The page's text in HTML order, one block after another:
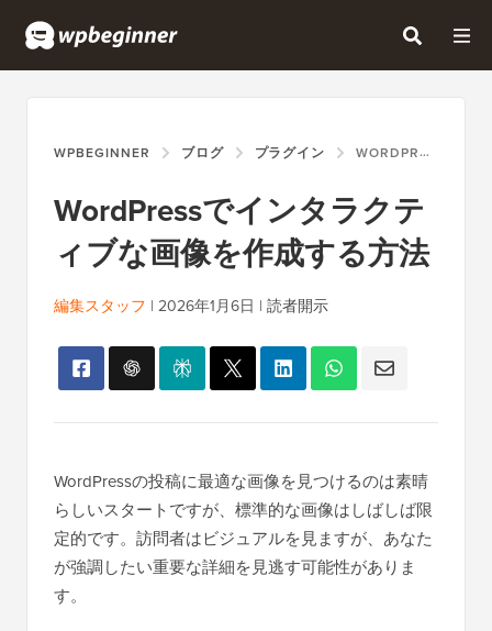
WPBEGINNER ブログ プラグイン WORDPRESSでインタラクティブな画像を作成する方法
WordPressでインタラクテ
ィブな画像を作成する方法
編集スタッフ | 2026年1月6日 | 読者開示
WordPressの投稿に最適な画像を見つけるのは素晴
らしいスタートですが、標準的な画像はしばしば限
定的です。訪問者はビジュアルを見ますが、あなた
が強調したい重要な詳細を見逃す可能性がありま
す。